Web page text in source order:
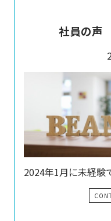
社員の声
2024年1月に未経験